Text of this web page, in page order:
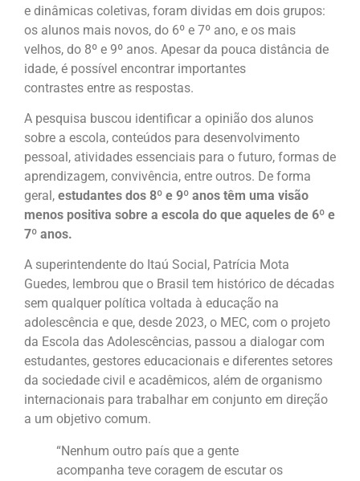
e dinâmicas coletivas, foram dividas em dois grupos:
os alunos mais novos, do 6º e 7º ano, e os mais
velhos, do 8º e 9º anos. Apesar da pouca distância de
idade, é possível encontrar importantes
contrastes entre as respostas.
A pesquisa buscou identificar a opinião dos alunos
sobre a escola, conteúdos para desenvolvimento
pessoal, atividades essenciais para o futuro, formas de
aprendizagem, convivência, entre outros. De forma
geral, estudantes dos 8º e 9º anos têm uma visão
menos positiva sobre a escola do que aqueles de 6º e
7º anos.
A superintendente do Itaú Social, Patrícia Mota
Guedes, lembrou que o Brasil tem histórico de décadas
sem qualquer política voltada à educação na
adolescência e que, desde 2023, o MEC, com o projeto
da Escola das Adolescências, passou a dialogar com
estudantes, gestores educacionais e diferentes setores
da sociedade civil e acadêmicos, além de organismo
internacionais para trabalhar em conjunto em direção
a um objetivo comum.
“Nenhum outro país que a gente
acompanha teve coragem de escutar os